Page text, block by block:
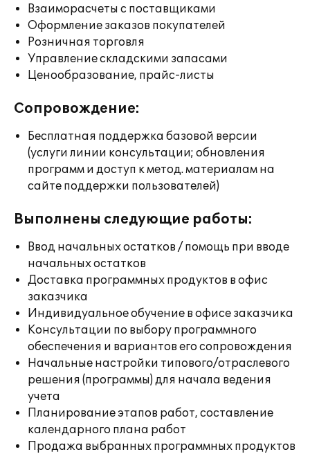
Взаиморасчеты с поставщиками
Оформление заказов покупателей
Розничная торговля
Управление складскими запасами
Ценообразование, прайс-листы
Сопровождение:
Бесплатная поддержка базовой версии
(услуги линии консультации; обновления
программ и доступ к метод. материалам на
сайте поддержки пользователей)
Выполнены следующие работы:
Ввод начальных остатков / помощь при вводе
начальных остатков
Доставка программных продуктов в офис
заказчика
Индивидуальное обучение в офисе заказчика
Консультации по выбору программного
обеспечения и вариантов его сопровождения
Начальные настройки типового/отраслевого
решения (программы) для начала ведения
учета
Планирование этапов работ, составление
календарного плана работ
Продажа выбранных программных продуктов